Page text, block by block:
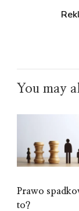
You may
Prawo
to?